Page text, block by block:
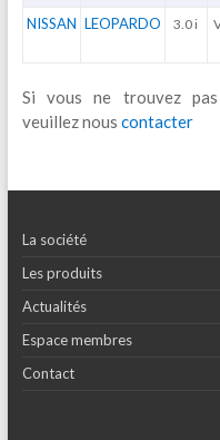
NISSAN LEOPARDO 3.0 i
Si vous ne trouvez pas
veuillez nous contacter
La société
Les produits
Actualités
Espace membres
Contact